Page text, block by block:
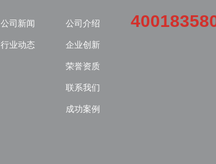
公司新闻
行业动态
公司介绍
企业创新
荣誉资质
联系我们
成功案例